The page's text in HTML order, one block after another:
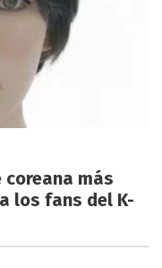
más
los fans del K-